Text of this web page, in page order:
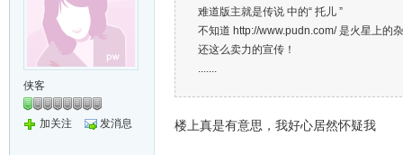
侠客
加关注 发消息
难道版主就是传说 中的“ 托儿 ”
不知道 http://www.pudn.com/ 是火星上的
还这么卖力的宣传！
.......
楼上真是有意思，我好心居然怀疑我